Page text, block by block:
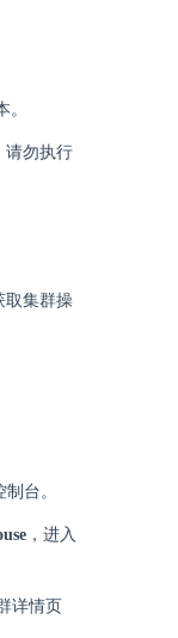
请勿执行
取集群操
台。
，进入
详情页